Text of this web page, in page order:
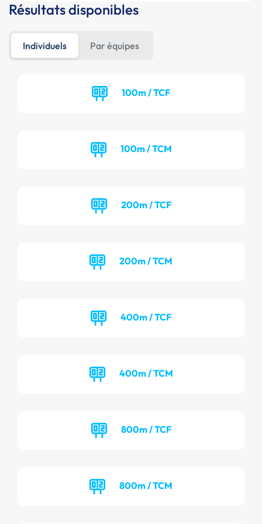
Résultats disponibles
Individuels Par équipes
100m / TCF
100m / TCM
200m / TCF
200m / TCM
400m / TCF
400m / TCM
800m / TCF
800m / TCM